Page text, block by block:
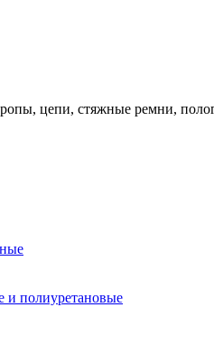
цепи, стяжные ремни,
и полиуретановые